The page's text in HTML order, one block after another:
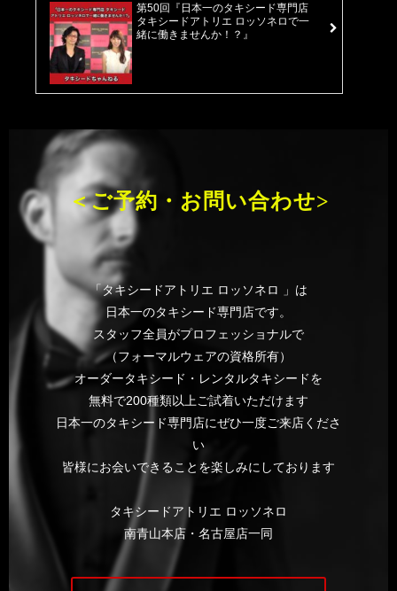
第50回『日本一のタキシード専門店
タキシードアトリエ ロッソネロで一
緒に働きませんか！？』
＜ご予約・お問い合わせ>
「タキシードアトリエ ロッソネロ 」は
日本一のタキシード専門店です。
スタッフ全員がプロフェッショナルで
（フォーマルウェアの資格所有）
オーダータキシード・レンタルタキシードを
無料で200種類以上ご試着いただけます
日本一のタキシード専門店にぜひ一度ご来店くださ
い
皆様にお会いできることを楽しみにしております
タキシードアトリエ ロッソネロ
南青山本店・名古屋店一同